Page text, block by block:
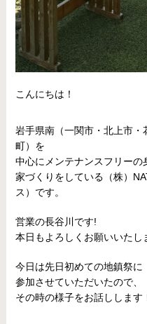
こんにちは！
岩手県南（一関市・北上市
町）を
中心にメンテナンスフリーの
家づくりをしている（株）
ス）です。
営業の長谷川です!
本日もよろしくお願いいたし
今日は先日初めての地鎮祭に
参加させていただいたので、
その時の様子をお話しします